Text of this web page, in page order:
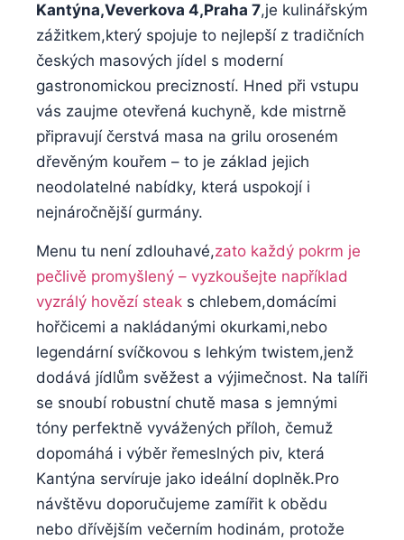
Kantýna,Veverkova ⁤4,Praha⁢ 7,je kulinářským
zážitkem,který spojuje to nejlepší z⁤ tradičních
českých⁤ masových‍ jídel s ⁤moderní
gastronomickou precizností. Hned při vstupu
vás zaujme otevřená kuchyně, kde mistrně​
připravují⁤ čerstvá masa na grilu oroseném
dřevěným kouřem – to ​je základ ‌jejich
neodolatelné⁣ nabídky, ⁢která uspokojí i
nejnáročnější gurmány.
Menu tu není zdlouhavé,zato⁢ každý pokrm ​je
pečlivě promyšlený – vyzkoušejte například
vyzrálý hovězí steak ​s​ chlebem,domácími
hořčicemi a nakládanými okurkami,nebo
legendární svíčkovou s​ lehkým twistem,jenž
dodává jídlům svěžest a‍ výjimečnost. Na talíři
se snoubí robustní chutě ​masa s jemnými
tóny perfektně ‌vyvážených příloh, čemuž
dopomáhá i výběr řemeslných ⁤piv, která
⁣Kantýna servíruje jako ideální ⁤doplněk.Pro⁢
návštěvu ​doporučujeme zamířit k obědu
nebo​ dřívějším⁢ večerním hodinám, protože